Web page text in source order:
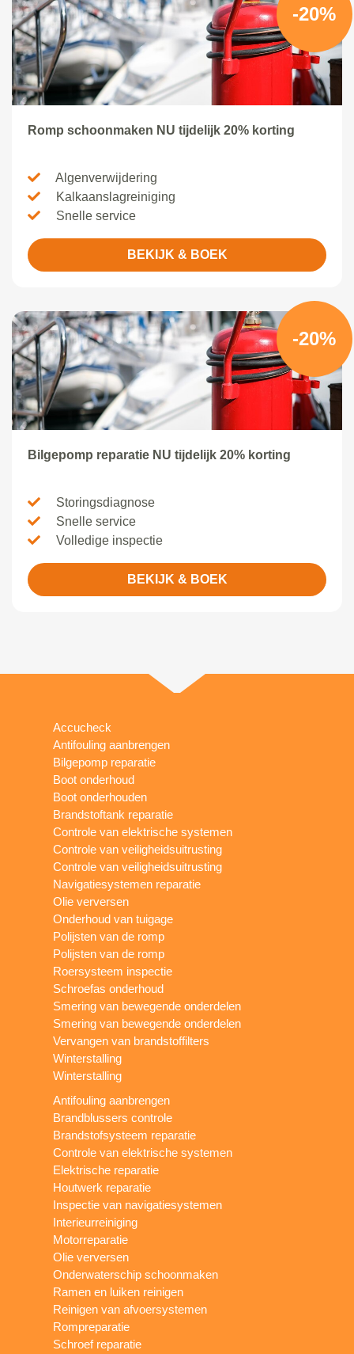
-20%
Romp schoonmaken NU tijdelijk 20% korting
Algenverwijdering
Kalkaanslagreiniging
Snelle service
BEKIJK & BOEK
-20%
Bilgepomp reparatie NU tijdelijk 20% korting
Storingsdiagnose
Snelle service
Volledige inspectie
BEKIJK & BOEK
Accucheck
Antifouling aanbrengen
Bilgepomp reparatie
Boot onderhoud
Boot onderhouden
Brandstoftank reparatie
Controle van elektrische systemen
Controle van veiligheidsuitrusting
Controle van veiligheidsuitrusting
Navigatiesystemen reparatie
Olie verversen
Onderhoud van tuigage
Polijsten van de romp
Polijsten van de romp
Roersysteem inspectie
Schroefas onderhoud
Smering van bewegende onderdelen
Smering van bewegende onderdelen
Vervangen van brandstoffilters
Winterstalling
Winterstalling
Antifouling aanbrengen
Brandblussers controle
Brandstofsysteem reparatie
Controle van elektrische systemen
Elektrische reparatie
Houtwerk reparatie
Inspectie van navigatiesystemen
Interieurreiniging
Motorreparatie
Olie verversen
Onderwaterschip schoonmaken
Ramen en luiken reinigen
Reinigen van afvoersystemen
Rompreparatie
Schroef reparatie